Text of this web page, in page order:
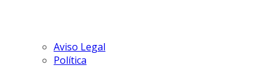
Aviso Legal
Política